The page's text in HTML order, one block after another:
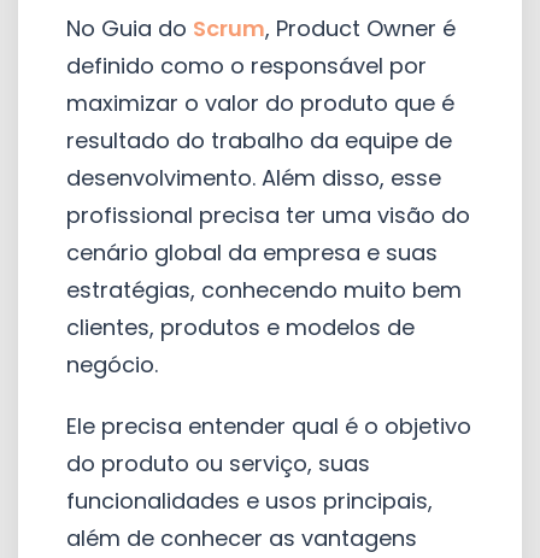
No Guia do Scrum, Product Owner é
definido como o responsável por
maximizar o valor do produto que é
resultado do trabalho da equipe de
desenvolvimento. Além disso, esse
profissional precisa ter uma visão do
cenário global da empresa e suas
estratégias, conhecendo muito bem
clientes, produtos e modelos de
negócio.
Ele precisa entender qual é o objetivo
do produto ou serviço, suas
funcionalidades e usos principais,
além de conhecer as vantagens